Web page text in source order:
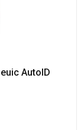
AutoID